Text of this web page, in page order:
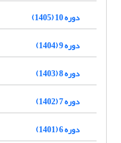
دوره 10 (1405)
دوره 9 (1404)
دوره 8 (1403)
دوره 7 (1402)
دوره 6 (1401)